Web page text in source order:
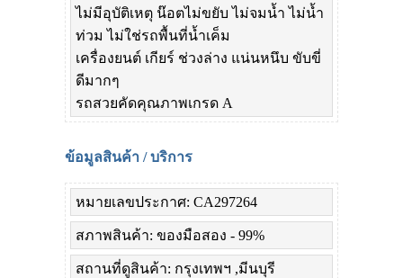
ไม่มีอุบัติเหตุ น๊อตไม่ขยับ ไม่จมน้ำ ไม่น้ำ
ท่วม ไม่ใช่รถพื้นที่น้ำเค็ม
เครื่องยนต์ เกียร์ ช่วงล่าง แน่นหนึบ ขับขี่
ดีมากๆ
รถสวยคัดคุณภาพเกรด A
ข้อมูลสินค้า / บริการ
หมายเลขประกาศ: CA297264
สภาพสินค้า: ของมือสอง - 99%
สถานที่ดูสินค้า: กรุงเทพฯ ,มีนบุรี